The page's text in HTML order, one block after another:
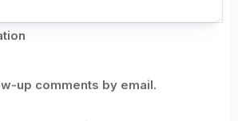
up comments by email.